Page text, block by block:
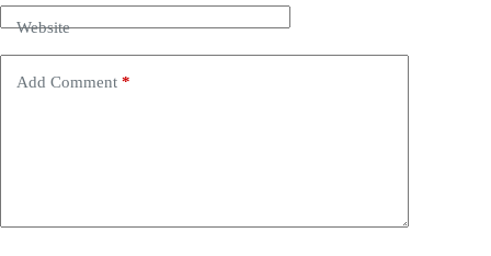
Website
Add Comment *